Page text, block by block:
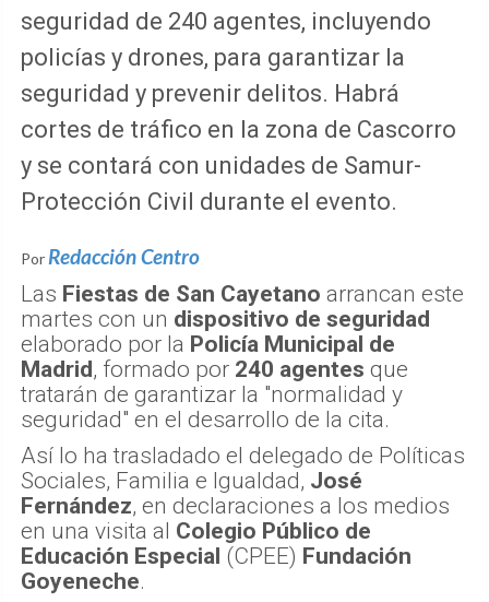
seguridad de 240 agentes, incluyendo
policías y drones, para garantizar la
seguridad y prevenir delitos. Habrá
cortes de tráfico en la zona de Cascorro
y se contará con unidades de Samur-
Protección Civil durante el evento.
Por Redacción Centro
Las Fiestas de San Cayetano arrancan este
martes con un dispositivo de seguridad
elaborado por la Policía Municipal de
Madrid, formado por 240 agentes que
tratarán de garantizar la "normalidad y
seguridad" en el desarrollo de la cita.
Así lo ha trasladado el delegado de Políticas
Sociales, Familia e Igualdad, José
Fernández, en declaraciones a los medios
en una visita al Colegio Público de
Educación Especial (CPEE) Fundación
Goyeneche.